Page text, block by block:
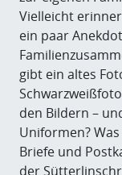
Vielleicht
ein paar
gibt ein altes
den Bildern –
Uniformen?
Briefe und
der